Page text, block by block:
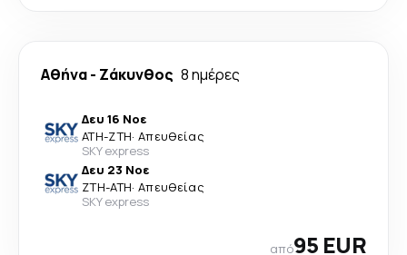
Αθήνα- Ζάκυνθος 8 ημέρες
Δευ 16 Νοε
ATH-ZTH· Απευθείας
SKY express
Δευ 23 Νοε
ZTH-ATH· Απευθείας
SKY express
από95 EUR